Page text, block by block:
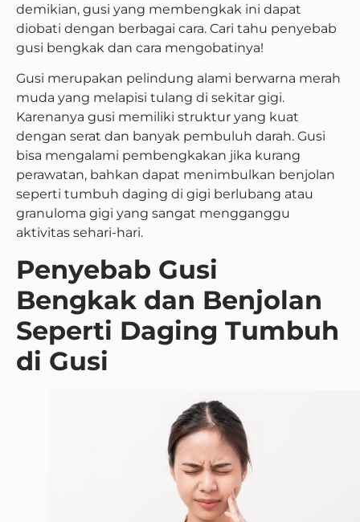
demikian, gusi yang membengkak ini dapat
diobati dengan berbagai cara. Cari tahu penyebab
gusi bengkak dan cara mengobatinya!
Gusi merupakan pelindung alami berwarna merah
muda yang melapisi tulang di sekitar gigi.
Karenanya gusi memiliki struktur yang kuat
dengan serat dan banyak pembuluh darah. Gusi
bisa mengalami pembengkakan jika kurang
perawatan, bahkan dapat menimbulkan benjolan
seperti tumbuh daging di gigi berlubang atau
granuloma gigi yang sangat mengganggu
aktivitas sehari-hari.
Penyebab Gusi
Bengkak dan Benjolan
Seperti Daging Tumbuh
di Gusi